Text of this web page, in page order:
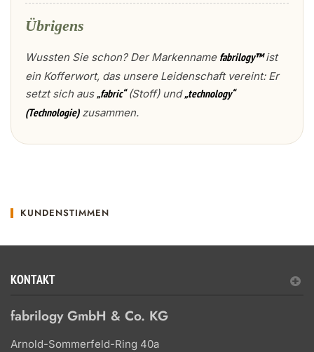
Übrigens
Wussten Sie schon? Der Markenname fabrilogy™ist
ein Kofferwort, das unsere Leidenschaft vereint: Er
setzt sich aus„fabric“(Stoff) und„technology“
(Technologie)zusammen.
KUNDENSTIMMEN
KONTAKT
fabrilogy GmbH & Co. KG
Arnold-Sommerfeld-Ring 40a